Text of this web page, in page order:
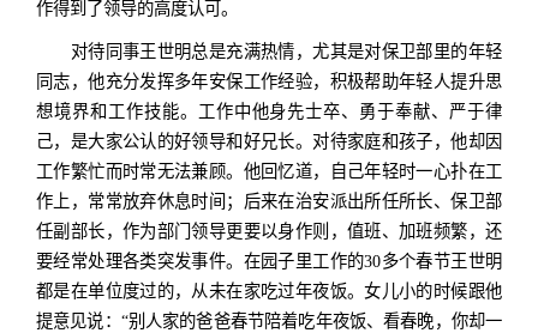
作得到了领导的高度认可。
对待同事王世明总是充满热情，尤其是对保卫部里的年轻
同志，他充分发挥多年安保工作经验，积极帮助年轻人提升思
想境界和工作技能。工作中他身先士卒、勇于奉献、严于律
己，是大家公认的好领导和好兄长。对待家庭和孩子，他却因
工作繁忙而时常无法兼顾。他回忆道，自己年轻时一心扑在工
作上，常常放弃休息时间；后来在治安派出所任所长、保卫部
任副部长，作为部门领导更要以身作则，值班、加班频繁，还
要经常处理各类突发事件。在园子里工作的30多个春节王世明
都是在单位度过的，从未在家吃过年夜饭。女儿小的时候跟他
提意见说：“别人家的爸爸春节陪着吃年夜饭、看春晚，你却一